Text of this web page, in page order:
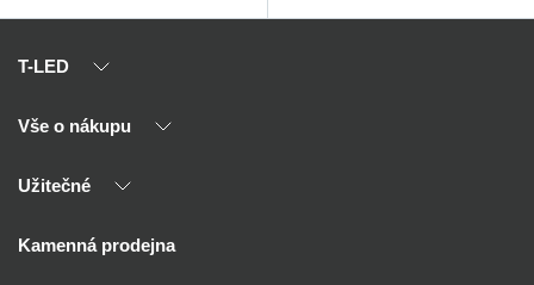
T-LED
O nás
Kontakty
Vše o nákupu
Výhody T-LED
Montáž
Užitečné
Reklamace a vrácení
Kamenná prodejna